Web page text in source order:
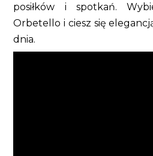
posiłków i spotkań.
Orbetello i ciesz się
dnia.